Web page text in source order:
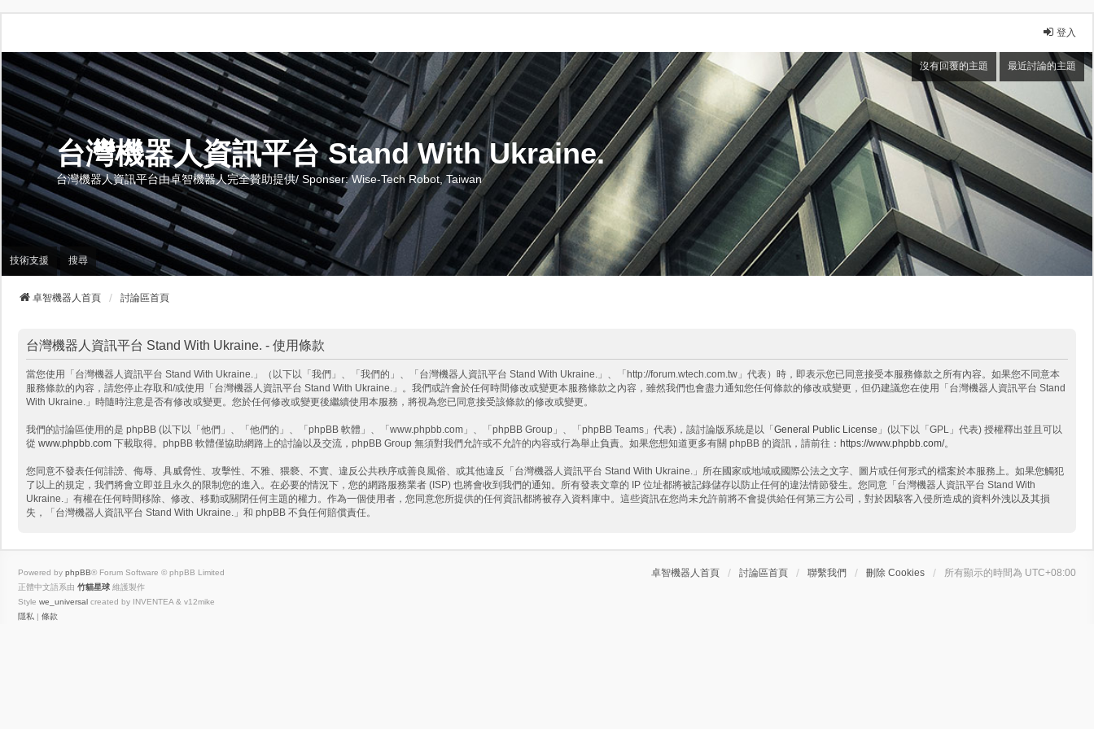
登入
沒有回覆的主題 最近討論的主題
台灣機器人資訊平台 Stand With Ukraine.
台灣機器人資訊平台由卓智機器人完全贊助提供/ Sponser: Wise-Tech Robot, Taiwan
技術支援 搜尋
卓智機器人首頁 討論區首頁
台灣機器人資訊平台 Stand With Ukraine. - 使用條款
當您使用「台灣機器人資訊平台 Stand With Ukraine.」（以下以「我們」、「我們的」、「台灣機器人資訊平台 Stand With Ukraine.」、「http://forum.wtech.com.tw」代表）時，即表示您已同意接受本服務條款之所有內容。如果您不同意本
服務條款的內容，請您停止存取和/或使用「台灣機器人資訊平台 Stand With Ukraine.」。我們或許會於任何時間修改或變更本服務條款之內容，雖然我們也會盡力通知您任何條款的修改或變更，但仍建議您在使用「台灣機器人資訊平台 Stand
With Ukraine.」時隨時注意是否有修改或變更。您於任何修改或變更後繼續使用本服務，將視為您已同意接受該條款的修改或變更。
我們的討論區使用的是 phpBB (以下以「他們」、「他們的」、「phpBB 軟體」、「www.phpbb.com」、「phpBB Group」、「phpBB Teams」代表)，該討論版系統是以「General Public License 」(以下以「GPL」代表) 授權釋出並且可以
從 www.phpbb.com 下載取得。phpBB 軟體僅協助網路上的討論以及交流，phpBB Group 無須對我們允許或不允許的內容或行為舉止負責。如果您想知道更多有關 phpBB 的資訊，請前往： https://www.phpbb.com/。
您同意不發表任何誹謗、侮辱、具威脅性、攻擊性、不雅、猥褻、不實、違反公共秩序或善良風俗、或其他違反「台灣機器人資訊平台 Stand With Ukraine.」所在國家或地域或國際公法之文字、圖片或任何形式的檔案於本服務上。如果您觸犯
了以上的規定，我們將會立即並且永久的限制您的進入。在必要的情況下，您的網路服務業者 (ISP) 也將會收到我們的通知。所有發表文章的 IP 位址都將被記錄儲存以防止任何的違法情節發生。您同意「台灣機器人資訊平台 Stand With
Ukraine.」有權在任何時間移除、修改、移動或關閉任何主題的權力。作為一個使用者，您同意您所提供的任何資訊都將被存入資料庫中。這些資訊在您尚未允許前將不會提供給任何第三方公司，對於因駭客入侵所造成的資料外洩以及其損
失，「台灣機器人資訊平台 Stand With Ukraine.」和 phpBB 不負任何賠償責任。
卓智機器人首頁 討論區首頁 聯繫我們 刪除 Cookies 所有顯示的時間為 UTC+08:00
Powered by phpBB® Forum Software © phpBB Limited
正體中文語系由 竹貓星球 維護製作
Style we_universal created by INVENTEA & v12mike
隱私 | 條款